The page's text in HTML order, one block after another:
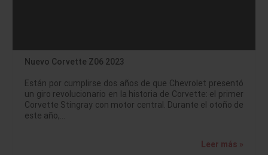
Nuevo Corvette Z06 2023
Están por cumplirse dos años de que Chevrolet presentó
un giro revolucionario en la historia de Corvette: el primer
Corvette Stingray con motor central. Durante el otoño de
este año,…
Leer más »